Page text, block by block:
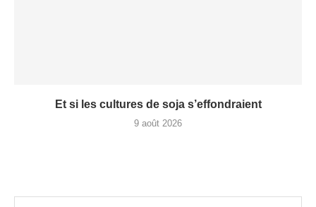
Et si les cultures de soja s’effondraient
9 août 2026